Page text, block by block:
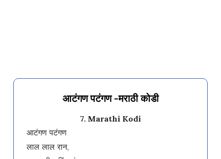
आटंगण पटंगण -मराठी कोडी
7. Marathi Kodi
आटंगण पटंगण
लाल लाल रान,